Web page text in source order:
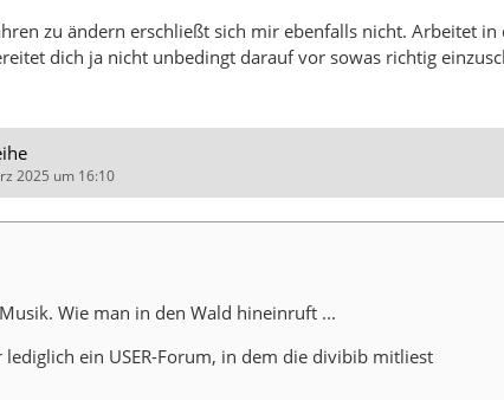
zu ändern erschließt sich mir ebenfalls nicht. Arbeitet
dich ja nicht unbedingt darauf vor sowas richtig
2025 um 16:10
Wie man in den Wald hineinruft ...
ein USER-Forum, in dem die divibib mitliest